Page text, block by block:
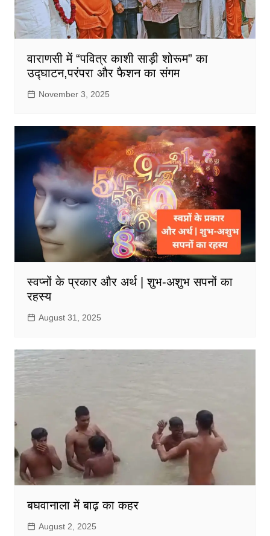
वाराणसी में “पवित्र काशी साड़ी शोरूम” का
उद्घाटन,परंपरा और फैशन का संगम
November 3, 2025
स्वप्नों के प्रकार और अर्थ | शुभ-अशुभ सपनों का
रहस्य
August 31, 2025
बघवानाला में बाढ़ का कहर
August 2, 2025